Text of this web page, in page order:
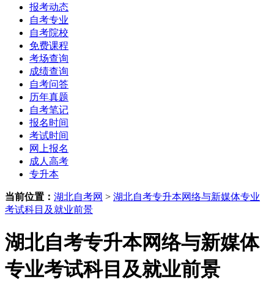
报考动态
自考专业
自考院校
免费课程
考场查询
成绩查询
自考问答
历年真题
自考笔记
报名时间
考试时间
网上报名
成人高考
专升本
当前位置： 湖北自考网 > 湖北自考专升本网络与新媒体专业
考试科目及就业前景
湖北自考专升本网络与新媒体
专业考试科目及就业前景